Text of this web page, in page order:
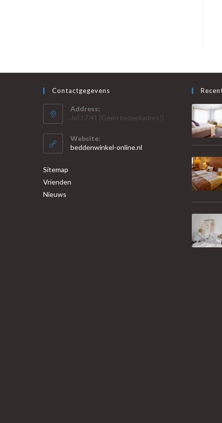
Contactgegevens
Address:
Jol 17 41 (Geen bezoekadres!)
Website:
beddenwinkel-online.nl
Sitemap
Vrienden
Nieuws